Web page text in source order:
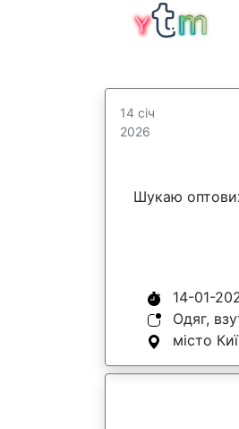
14 січ
2026
Шукаю
14-01-
Одяг,
місто